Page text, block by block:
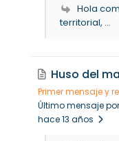
Hola
territorial, ...
Huso del
Primer mensaje y
Último mensaje
hace 13 años